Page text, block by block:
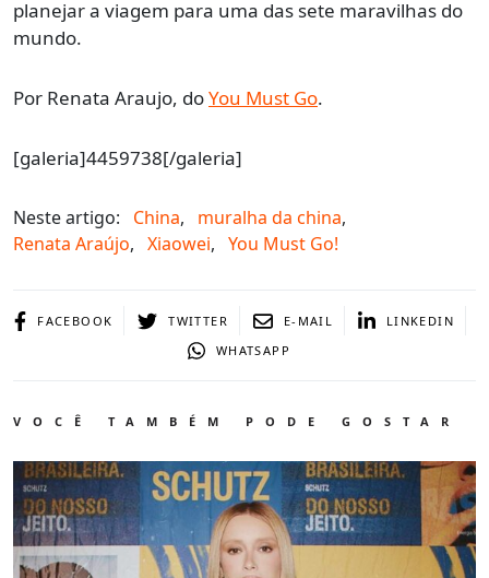
planejar a viagem para uma das sete maravilhas do
mundo.
Por Renata Araujo, doYou Must Go.
[galeria]4459738[/galeria]
Neste artigo: China, muralha da china,
Renata Araújo, Xiaowei, You Must Go!
FACEBOOK TWITTER E-MAIL
LINKEDIN
WHATSAPP
VOCÊ TAMBÉM PODE GOSTAR